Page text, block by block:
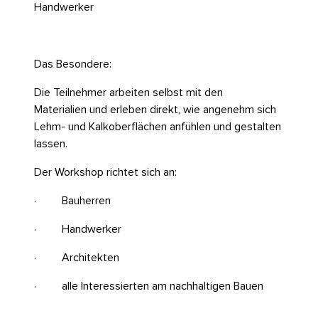
Handwerker
Das Besondere:
Die Teilnehmer arbeiten selbst mit den
Materialien und erleben direkt, wie angenehm sich
Lehm- und Kalkoberflächen anfühlen und gestalten
lassen.
Der Workshop richtet sich an:
· Bauherren
· Handwerker
· Architekten
· alle Interessierten am nachhaltigen Bauen